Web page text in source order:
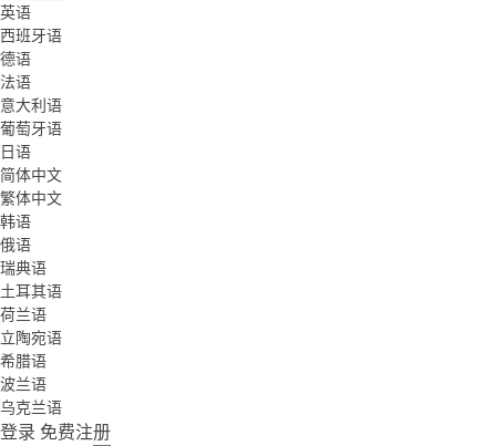
英语
西班牙语
德语
法语
意大利语
葡萄牙语
日语
简体中文
繁体中文
韩语
俄语
瑞典语
土耳其语
荷兰语
立陶宛语
希腊语
波兰语
乌克兰语
登录 免费注册